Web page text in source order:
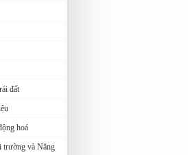
đất
hoá
trường và Năng